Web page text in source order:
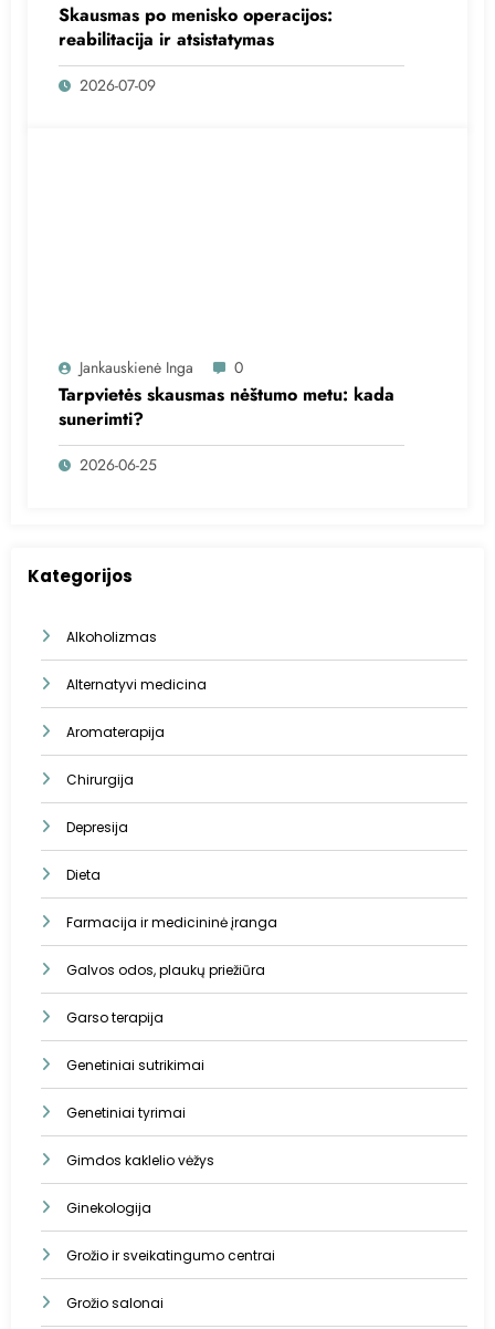
Skausmas po menisko operacijos:
reabilitacija ir atsistatymas
2026-07-09
Jankauskienė Inga 0
Tarpvietės skausmas nėštumo metu: kada
sunerimti?
2026-06-25
Kategorijos
Alkoholizmas
Alternatyvi medicina
Aromaterapija
Chirurgija
Depresija
Dieta
Farmacija ir medicininė įranga
Galvos odos, plaukų priežiūra
Garso terapija
Genetiniai sutrikimai
Genetiniai tyrimai
Gimdos kaklelio vėžys
Ginekologija
Grožio ir sveikatingumo centrai
Grožio salonai